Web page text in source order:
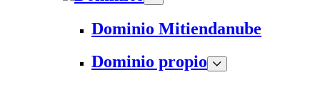
Dominio Mitiendanube
Dominio propio